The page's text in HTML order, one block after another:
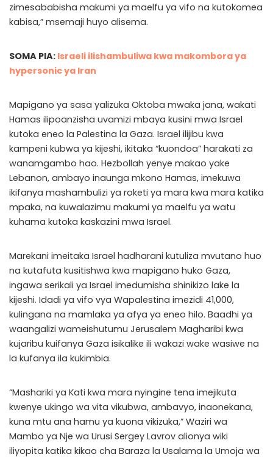
zimesababisha makumi ya maelfu ya vifo na kutokomea
kabisa,” msemaji huyo alisema.
SOMA PIA: Israeli ilishambuliwa kwa makombora ya
hypersonic ya Iran
Mapigano ya sasa yalizuka Oktoba mwaka jana, wakati
Hamas ilipoanzisha uvamizi mbaya kusini mwa Israel
kutoka eneo la Palestina la Gaza. Israel ilijibu kwa
kampeni kubwa ya kijeshi, ikitaka “kuondoa” harakati za
wanamgambo hao. Hezbollah yenye makao yake
Lebanon, ambayo inaunga mkono Hamas, imekuwa
ikifanya mashambulizi ya roketi ya mara kwa mara katika
mpaka, na kuwalazimu makumi ya maelfu ya watu
kuhama kutoka kaskazini mwa Israel.
Marekani imeitaka Israel hadharani kutuliza mvutano huo
na kutafuta kusitishwa kwa mapigano huko Gaza,
ingawa serikali ya Israel imedumisha shinikizo lake la
kijeshi. Idadi ya vifo vya Wapalestina imezidi 41,000,
kulingana na mamlaka ya afya ya eneo hilo. Baadhi ya
waangalizi wameishutumu Jerusalem Magharibi kwa
kujaribu kuifanya Gaza isikalike ili wakazi wake wasiwe na
la kufanya ila kukimbia.
“Mashariki ya Kati kwa mara nyingine tena imejikuta
kwenye ukingo wa vita vikubwa, ambavyo, inaonekana,
kuna mtu ana hamu ya kuona vikizuka,” Waziri wa
Mambo ya Nje wa Urusi Sergey Lavrov alionya wiki
iliyopita katika kikao cha Baraza la Usalama la Umoja wa